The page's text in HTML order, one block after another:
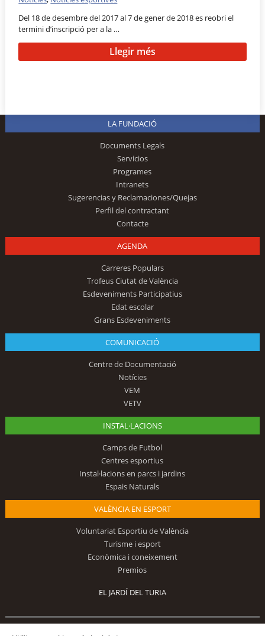
Del 18 de desembre del 2017 al 7 de gener de 2018 es reobri el
termini d’inscripció per a la …
Llegir més
LA FUNDACIÓ
Documents Legals
Servicios
Programes
Intranets
Sugerencias y Reclamaciones/Quejas
Perfil del contractant
Contacte
AGENDA
Carreres Populars
Trofeus Ciutat de València
Esdeveniments Participatius
Edat escolar
Grans Esdeveniments
COMUNICACIÓ
Centre de Documentació
Notícies
VEM
VETV
INSTAL·LACIONS
Camps de Futbol
Centres esportius
Instal·lacions en parcs i jardins
Espais Naturals
VALÈNCIA EN ESPORT
Voluntariat Esportiu de València
Turisme i esport
Econòmica i coneixement
Premios
EL JARDÍ DEL TURIA